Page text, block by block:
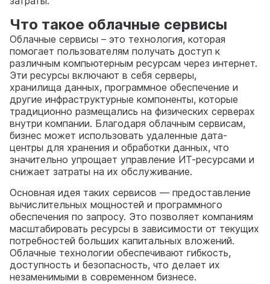
Что такое облачные сервисы
Облачные сервисы – это технология, которая
помогает пользователям получать доступ к
различным компьютерным ресурсам через интернет.
Эти ресурсы включают в себя серверы,
хранилища данных, программное обеспечение и
другие инфраструктурные компоненты, которые
традиционно размещались на физических серверах
внутри компании. Благодаря облачным сервисам,
бизнес может использовать удаленные дата-
центры для хранения и обработки данных, что
значительно упрощает управление ИТ-ресурсами и
снижает затраты на их обслуживание.
Основная идея таких сервисов — предоставление
вычислительных мощностей и программного
обеспечения по запросу. Это позволяет компаниям
масштабировать ресурсы в зависимости от текущих
потребностей больших капитальных вложений.
Облачные технологии обеспечивают гибкость,
доступность и безопасность, что делает их
незаменимыми в современном бизнесе.